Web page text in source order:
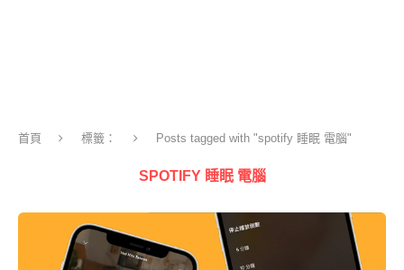
首頁 標籤： Posts tagged with "spotify 睡眠 電腦"
SPOTIFY 睡眠 電腦